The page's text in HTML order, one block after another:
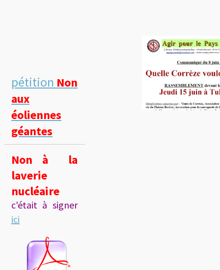
pétition Non
aux
éoliennes
géantes
Non à la
laverie
nucléaire
c'était à signer
ici